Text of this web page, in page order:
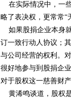
在实际情况中，一
略了表决权，更常常“
如果股捐企业本身
订一致行动人协议；
与公司经营的权利。
很好地参与到股捐企
对于股权这一慈善财
黄浠鸣谈道，股权